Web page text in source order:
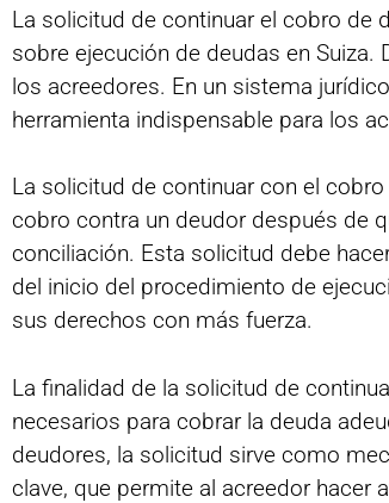
La solicitud de continuar el cobro de
sobre ejecución de deudas en
los acreedores. En un sistema
herramienta indispensable para los
La solicitud de continuar con el
cobro contra un deudor después de
conciliación. Esta solicitud debe
del inicio del procedimiento de
sus derechos con más fuerza.
La finalidad de la solicitud de
necesarios para cobrar la deuda
deudores, la solicitud sirve como
clave, que permite al acreedor